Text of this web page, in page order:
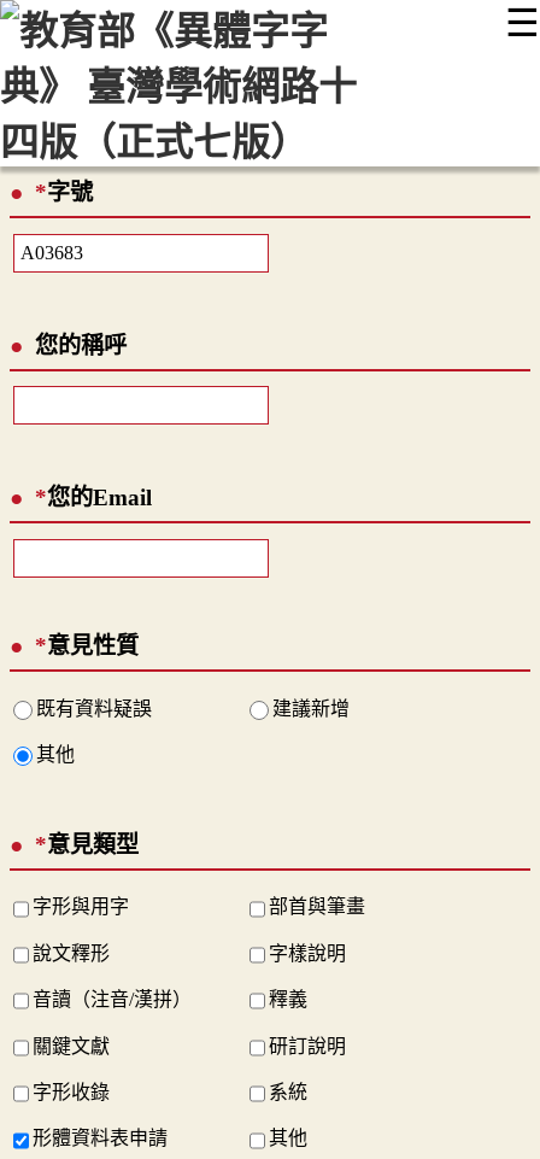
☰
::: 最新消息 常見問題 編輯說明
顯示模式
網站導覽
*字號
您的稱呼
*您的Email
*意見性質
既有資料疑誤 建議新增
其他
*意見類型
字形與用字 部首與筆畫
說文釋形 字樣說明
音讀（注音/漢拼） 釋義
關鍵文獻 研訂說明
字形收錄 系統
形體資料表申請 其他